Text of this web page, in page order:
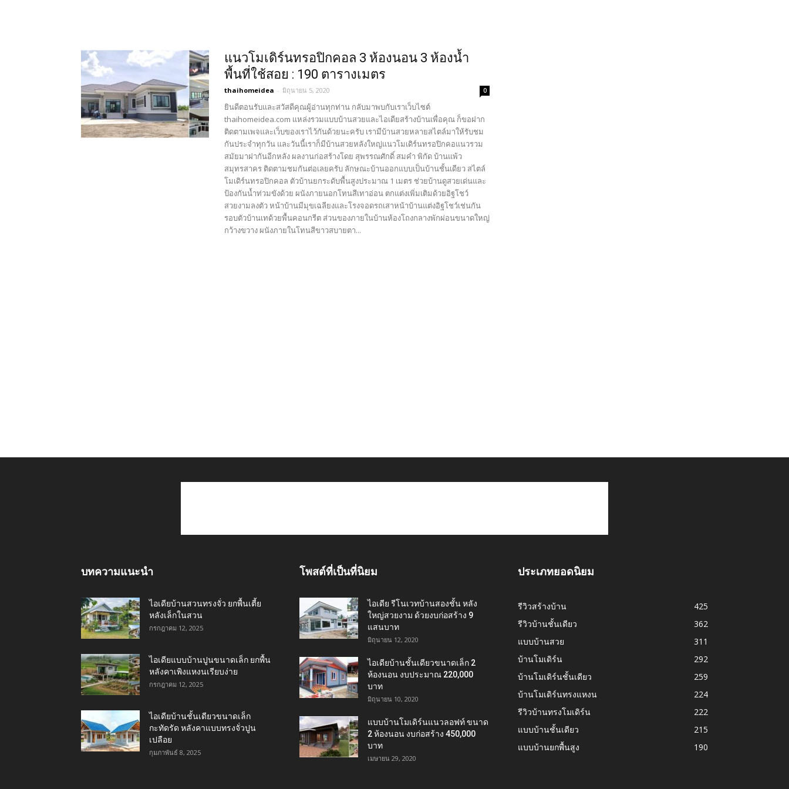
แนวโมเดิร์นทรอปิกคอล 3 ห้องนอน 3 ห้องน้ำ
พื้นที่ใช้สอย : 190 ตารางเมตร
thaihomeidea - มิถุนายน 5, 2020 0
ยินดีตอนรับและสวัสดีคุณผู้อ่านทุกท่าน กลับมาพบกับเราเว็บไซต์
thaihomeidea.com แหล่งรวมแบบบ้านสวยและไอเดียสร้างบ้านเพื่อคุณ ก็ขอฝาก
ติดตามเพจและเว็บของเราไว้กันด้วยนะครับ เรามีบ้านสวยหลายสไตล์มาให้รับชม
กันประจำทุกวัน และวันนี้เราก็มีบ้านสวยหลังใหญ่แนวโมเดิร์นทรอปิกคอแนวรวม
สมัยมาฝากันอีกหลัง ผลงานก่อสร้างโดย สุพรรณศักดิ์ สมคำ พิกัด บ้านแพ้ว
สมุทรสาคร ติดตามชมกันต่อเลยครับ ลักษณะบ้านออกแบบเป็นบ้านชั้นเดียว สไตล์
โมเดิร์นทรอปิกคอล ตัวบ้านยกระดับพื้นสูงประมาณ 1 เมตร ช่วยบ้านดูสวยเด่นและ
ป้องกันน้ำท่วมขังด้วย ผนังภายนอกโทนสีเทาอ่อน ตกแต่งเพิ่มเติมด้วยอิฐโชว์
สวยงามลงตัว หน้าบ้านมีมุขเฉลียงและโรงจอดรถเสาหน้าบ้านแต่งอิฐโชว์เช่นกัน
รอบตัวบ้านเทด้วยพื้นคอนกรีต ส่วนของภายในบ้านห้องโถงกลางพักผ่อนขนาดใหญ่
กว้างขวาง ผนังภายในโทนสีขาวสบายตา...
บทความแนะนำ
ไอเดียบ้านสวนทรงจั่ว ยกพื้นเตี้ย
หลังเล็กในสวน
กรกฎาคม 12, 2025
ไอเดียแบบบ้านปูนขนาดเล็ก ยกพื้น
หลังคาเพิงแหงนเรียบง่าย
กรกฎาคม 12, 2025
ไอเดียบ้านชั้นเดียวขนาดเล็ก
กะทัดรัด หลังคาแบบทรงจั่วปูน
เปลือย
กุมภาพันธ์ 8, 2025
โพสต์ที่เป็นที่นิยม
ไอเดีย รีโนเวทบ้านสองชั้น หลัง
ใหญ่สวยงาม ด้วยงบก่อสร้าง 9
แสนบาท
มิถุนายน 12, 2020
ไอเดียบ้านชั้นเดียวขนาดเล็ก 2
ห้องนอน งบประมาณ 220,000
บาท
มิถุนายน 10, 2020
แบบบ้านโมเดิร์นแนวลอฟท์ ขนาด
2 ห้องนอน งบก่อสร้าง 450,000
บาท
เมษายน 29, 2020
ประเภทยอดนิยม
รีวิวสร้างบ้าน
425
รีวิวบ้านชั้นเดียว
362
แบบบ้านสวย
311
บ้านโมเดิร์น
292
บ้านโมเดิร์นชั้นเดียว
259
บ้านโมเดิร์นทรงแหงน
224
รีวิวบ้านทรงโมเดิร์น
222
แบบบ้านชั้นเดียว
215
แบบบ้านยกพื้นสูง
190